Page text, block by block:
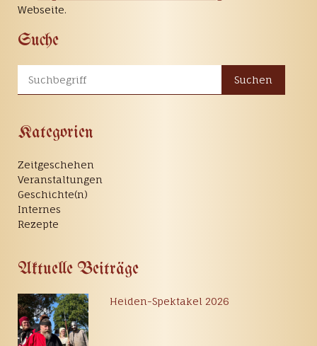
Webseite.
Suche
Suchen
Kategorien
Zeitgeschehen
Veranstaltungen
Geschichte(n)
Internes
Rezepte
Aktuelle Beiträge
Heiden-Spektakel 2026